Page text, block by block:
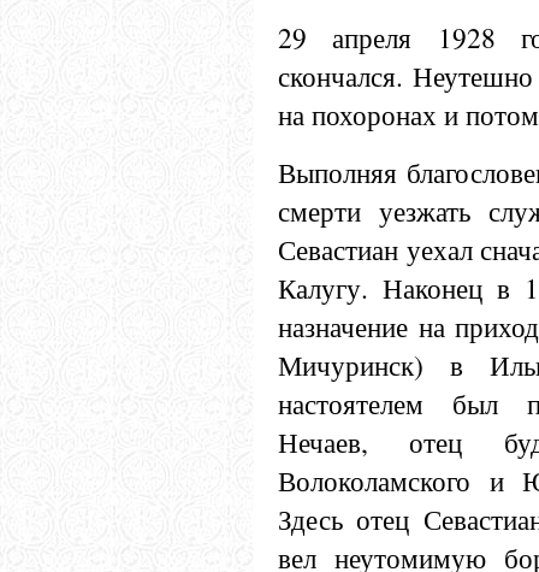
29 апреля 1928
скончался.
на похоронах и
Выполняя
смерти уезжать
Севастиан уехал
Калугу. Наконец в
назначение на
Мичуринск) в
настоятелем был
Нечаев, отец
Волоколамского и
Здесь отец
вел неутомимую